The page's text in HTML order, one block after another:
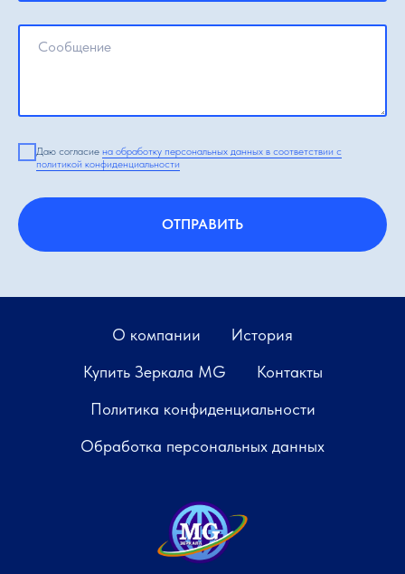
Даю согласие на обработку персональных данных в соответствии с
политикой конфиденциальности
ОТПРАВИТЬ
О компании
История
Купить Зеркала MG
Контакты
Политика конфиденциальности
Обработка персональных данных